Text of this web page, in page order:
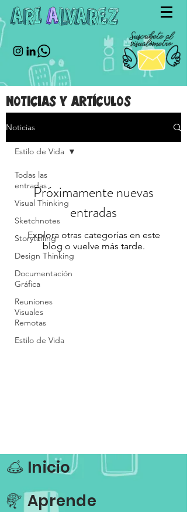
Noticias y artículos
Noticias
Todas las
entradas
Visual Thinking
Sketchnotes
Storytelling
Design Thinking
Documentación
Gráfica
Reuniones
Visuales
Remotas
Estilo de Vida
Estilo de Vida
Próximamente nuevas
entradas
Explora otras categorías en este
blog o vuelve más tarde.
d Inicio
m Aprende